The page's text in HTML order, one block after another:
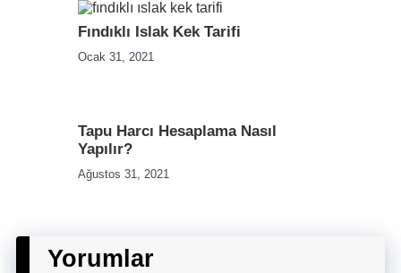
Fındıklı Islak Kek Tarifi
Ocak 31, 2021
Tapu Harcı Hesaplama Nasıl
Yapılır?
Ağustos 31, 2021
Yorumlar